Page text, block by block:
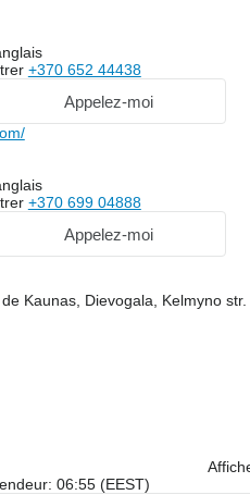
+370 652 44438
Appelez-moi
+370 699 04888
Appelez-moi
Kaunas, Dievogala, Kelmyno str.
06:55 (EEST)